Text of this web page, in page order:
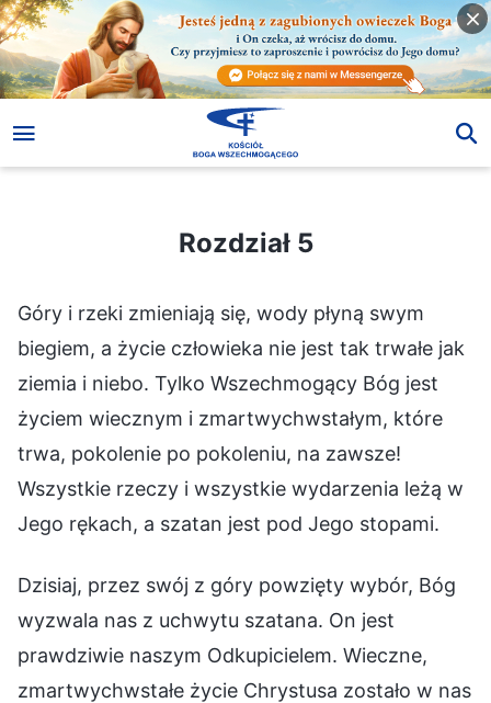
Rozdział 5
Góry i rzeki zmieniają się, wody płyną swym
biegiem, a życie człowieka nie jest tak trwałe jak
ziemia i niebo. Tylko Wszechmogący Bóg jest
życiem wiecznym i zmartwychwstałym, które
trwa, pokolenie po pokoleniu, na zawsze!
Wszystkie rzeczy i wszystkie wydarzenia leżą w
Jego rękach, a szatan jest pod Jego stopami.
Dzisiaj, przez swój z góry powzięty wybór, Bóg
wyzwala nas z uchwytu szatana. On jest
prawdziwie naszym Odkupicielem. Wieczne,
zmartwychwstałe życie Chrystusa zostało w nas